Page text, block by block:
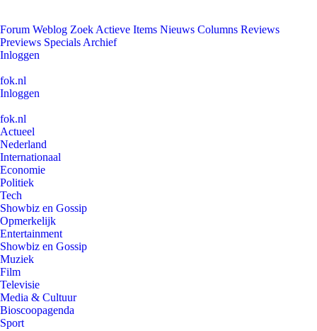
Forum Weblog Zoek Actieve Items Nieuws Columns Reviews
Previews Specials Archief
Inloggen
fok.nl
Inloggen
fok.nl
Actueel
Nederland
Internationaal
Economie
Politiek
Tech
Showbiz en Gossip
Opmerkelijk
Entertainment
Showbiz en Gossip
Muziek
Film
Televisie
Media & Cultuur
Bioscoopagenda
Sport